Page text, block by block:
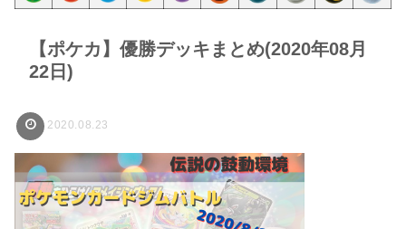
【ポケカ】優勝デッキまとめ(2020年08月
22日)
2020.08.23